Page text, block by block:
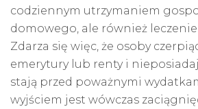
codziennym utrzymaniem
domowego, ale również
Zdarza się więc, że osoby
emerytury lub renty i
stają przed poważnymi
wyjściem jest wówczas